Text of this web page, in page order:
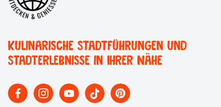
Kulinarische Stadtführungen und
Stadterlebnisse in Ihrer Nähe